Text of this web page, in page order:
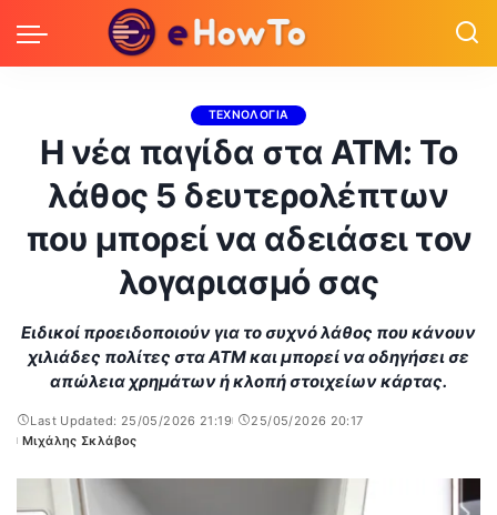
ΤΕΧΝΟΛΟΓΙΑ
Η νέα παγίδα στα ATM: Το
λάθος 5 δευτερολέπτων
που μπορεί να αδειάσει τον
λογαριασμό σας
Ειδικοί προειδοποιούν για το συχνό λάθος που κάνουν
χιλιάδες πολίτες στα ATM και μπορεί να οδηγήσει σε
απώλεια χρημάτων ή κλοπή στοιχείων κάρτας.
Last Updated: 25/05/2026 21:19
25/05/2026 20:17
Posted
Μιχάλης Σκλάβος